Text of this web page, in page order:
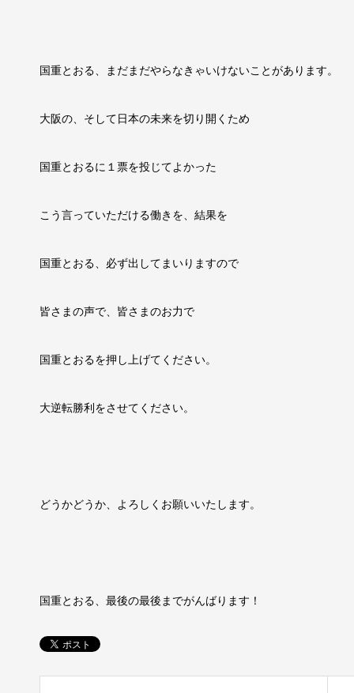
国重とおる、まだまだやらなきゃいけないことがあります。
大阪の、そして日本の未来を切り開くため
国重とおるに１票を投じてよかった
こう言っていただける働きを、結果を
国重とおる、必ず出してまいりますので
皆さまの声で、皆さまのお力で
国重とおるを押し上げてください。
大逆転勝利をさせてください。
どうかどうか、よろしくお願いいたします。
国重とおる、最後の最後までがんばります！